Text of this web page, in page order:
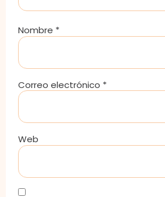
Nombre *
Correo electrónico *
Web